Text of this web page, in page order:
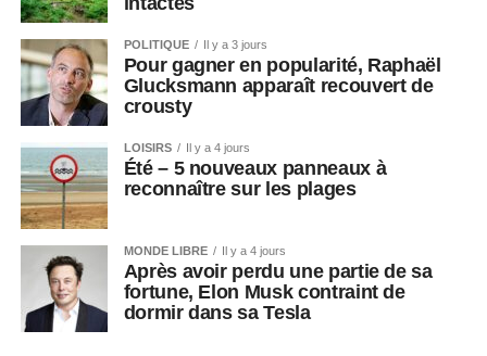
POLITIQUE Il y a 3 jours
Pour gagner en popularité, Raphaël
Glucksmann apparaît recouvert de
crousty
LOISIRS Il y a 4 jours
Été – 5 nouveaux panneaux à
reconnaître sur les plages
MONDE LIBRE Il y a 4 jours
Après avoir perdu une partie de sa
fortune, Elon Musk contraint de
dormir dans sa Tesla